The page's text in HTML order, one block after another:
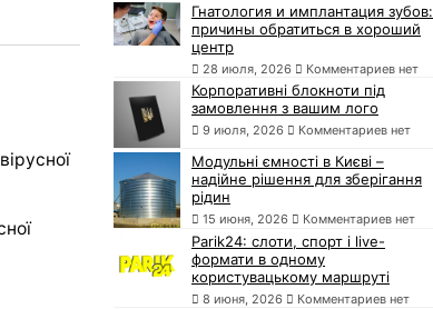
Гнатология и имплантация зубов:
причины обратиться в хороший
центр
28 июля, 2026 Комментариев нет
Корпоративні блокноти під
замовлення з вашим лого
9 июля, 2026 Комментариев нет
Модульні ємності в Києві –
надійне рішення для зберігання
рідин
15 июня, 2026 Комментариев нет
Parik24: слоти, спорт і live-
формати в одному
користувацькому маршруті
8 июня, 2026 Комментариев нет